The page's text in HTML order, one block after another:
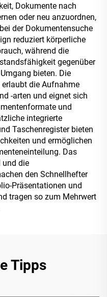
Dokumente nach
oder neu anzuordnen,
der Dokumentensuche
reduziert körperliche
während die
gegenüber
bieten. Die
die Aufnahme
-arten und eignet sich
und
integrierte
Taschenregister bieten
und ermöglichen
Das
und die
den Schnellhefter
Präsentationen und
tragen so zum Mehrwert
Tipps